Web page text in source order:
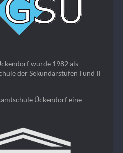
wurde 1982 als
der Sekundarstufen I und II
Ückendorf eine